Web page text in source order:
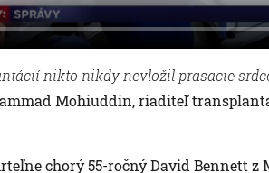
nikto nikdy nevložil prasacie
Mohiuddin, riaditeľ
chorý 55-ročný David Bennett